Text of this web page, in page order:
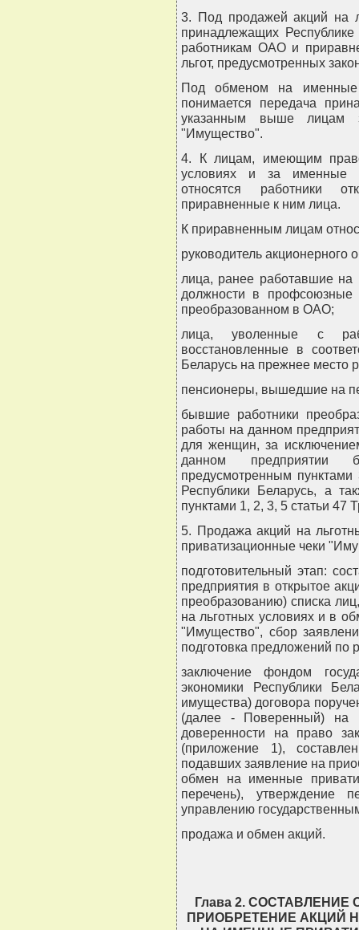
3. Под продажей акций на
принадлежащих
работникам ОАО и
льгот, предусмотренных
Под обменом на именные
понимается передача
указанным выше лицам
"Имущество".
4. К лицам, имеющим
условиях и за именные
относятся работники
приравненные к ним лица.
К приравненным лицам
руководитель акционерного
лица, ранее работавшие
должности в профсоюзные
преобразованном в ОАО;
лица, уволенные с
восстановленные в
Беларусь на прежнее место
пенсионеры, вышедшие на
бывшие работники
работы на данном
для женщин, за
данном предприятии
предусмотренным
Республики Беларусь, а
пунктами 1, 2, 3, 5 статьи 47
5. Продажа акций на
приватизационные чеки
подготовительный этап:
предприятия в открытое
преобразованию) списка
на льготных условиях и в
"Имущество", сбор
подготовка предложений по
заключение фондом
экономики Республики
имущества) договора
(далее - Поверенный) на
доверенности на право
(приложение 1),
подавших заявление на
обмен на именные
перечень), утверждение
управлению
продажа и обмен акций.
Глава 2.
ПРИОБРЕТЕНИЕ АКЦИЙ